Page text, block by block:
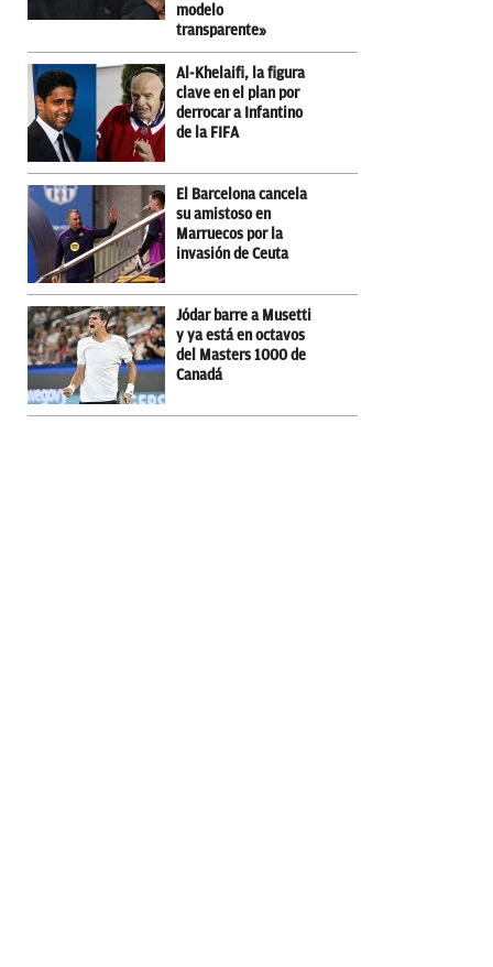
modelo
transparente»
Al-Khelaifi, la figura
clave en el plan por
derrocar a Infantino
de la FIFA
El Barcelona cancela
su amistoso en
Marruecos por la
invasión de Ceuta
Jódar barre a Musetti
y ya está en octavos
del Masters 1000 de
Canadá